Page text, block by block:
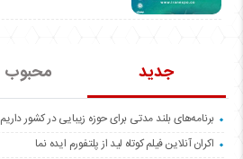
جدید محبوب
برنامه‌های بلند مدتی برای حوزه زیبایی در کشور داریم
اکران آنلاین فیلم کوتاه لید از پلتفورم ایده نما